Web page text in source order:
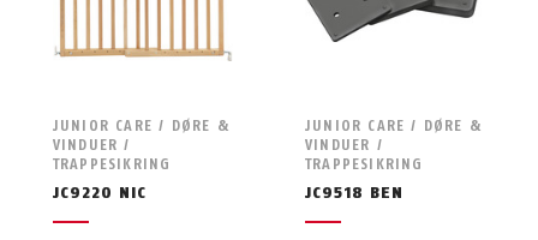
JUNIOR CARE / DØRE &
VINDUER /
TRAPPESIKRING
JC9220 NIC
JUNIOR CARE / DØRE &
VINDUER /
TRAPPESIKRING
JC9518 BEN